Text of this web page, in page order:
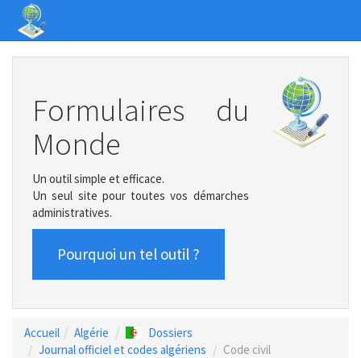
Formulaires du
Monde
Un outil simple et efficace.
Un seul site pour toutes vos démarches
administratives.
Pourquoi un tel outil ?
Accueil Algérie
Dossiers
Journal officiel et codes algériens
Code civil